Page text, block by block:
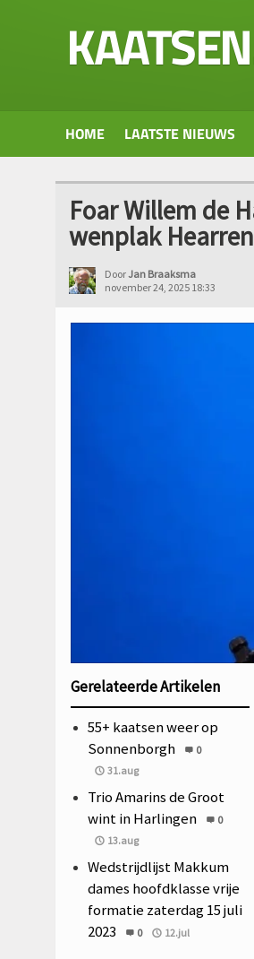
HOME LAATSTE NIEUWS
Foar Willem de
wenplak
DoorJan Braaksma
november 24, 2025 18:33
Gerelateerde Artikelen
55+ kaatsen weer op
Sonnenborgh
0
31.aug
Trio Amarins de Groot
wint in Harlingen
0
13.aug
Wedstrijdlijst Makkum
dames hoofdklasse vrije
formatie zaterdag 15 juli
2023
0 12.jul